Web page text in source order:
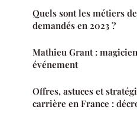
Quels sont les métiers
demandés en 2023 ?
Mathieu Grant :
événement
Offres, astuces et
carrière en France :